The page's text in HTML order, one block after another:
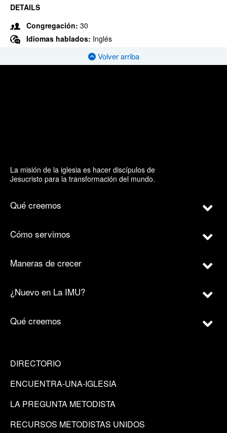
DETAILS
Congregación: 30
Idiomas hablados: Inglés
Volver arriba
La misión de la iglesia es hacer discípulos de
Jesucristo para la transformación del mundo.
Qué creemos
Cómo servimos
Maneras de crecer
¿Nuevo en La IMU?
Qué creemos
DIRECTORIO
ENCUENTRA-UNA-IGLESIA
LA PREGUNTA METODISTA
RECURSOS METODISTAS UNIDOS